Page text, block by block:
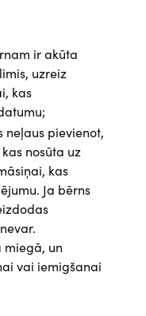
ir akūta
uzreiz
kas
neļaus pievienot,
nosūta uz
kas
Ja bērns
un
vai iemigšanai